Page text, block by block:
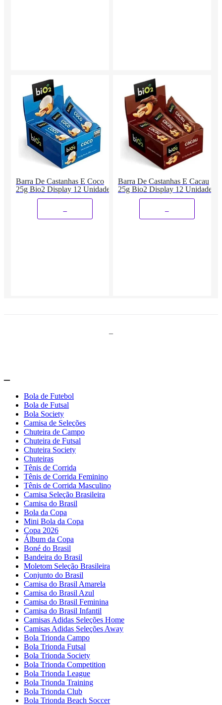
Barra De Castanhas E Coco
25g Bio2 Display 12 Unidades
Barra De Castanhas E Cacau
25g Bio2 Display 12 Unidades
Bola de Futebol
Bola de Futsal
Bola Society
Camisa de Seleções
Chuteira de Campo
Chuteira de Futsal
Chuteira Society
Chuteiras
Tênis de Corrida
Tênis de Corrida Feminino
Tênis de Corrida Masculino
Camisa Seleção Brasileira
Camisa do Brasil
Bola da Copa
Mini Bola da Copa
Copa 2026
Álbum da Copa
Boné do Brasil
Bandeira do Brasil
Moletom Seleção Brasileira
Conjunto do Brasil
Camisa do Brasil Amarela
Camisa do Brasil Azul
Camisa do Brasil Feminina
Camisa do Brasil Infantil
Camisas Adidas Seleções Home
Camisas Adidas Seleções Away
Bola Trionda Campo
Bola Trionda Futsal
Bola Trionda Society
Bola Trionda Competition
Bola Trionda League
Bola Trionda Training
Bola Trionda Club
Bola Trionda Beach Soccer